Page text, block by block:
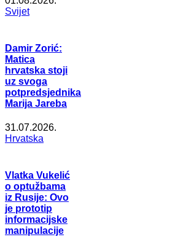
Svijet
Damir Zorić:
Matica
hrvatska stoji
uz svoga
potpredsjednika
Marija Jareba
31.07.2026.
Hrvatska
Vlatka Vukelić
o optužbama
iz Rusije: Ovo
je prototip
informacijske
manipulacije